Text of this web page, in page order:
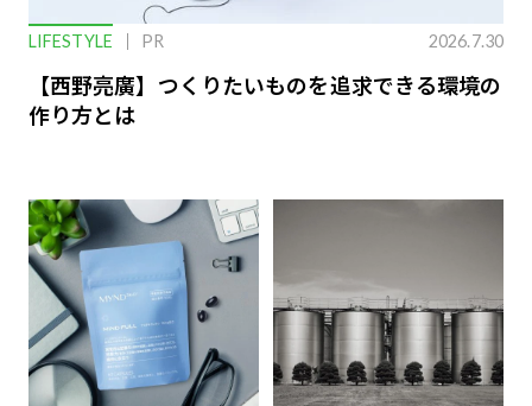
LIFESTYLE PR 2026.7.30
【西野亮廣】つくりたいものを追求できる環境の
作り方とは